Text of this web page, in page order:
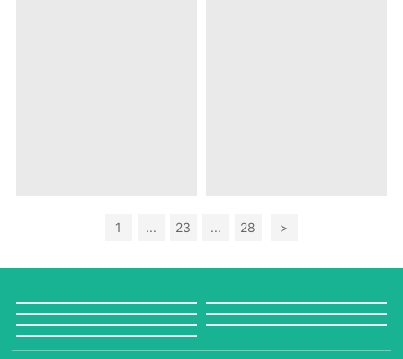
1 ... 23 ... 28 >